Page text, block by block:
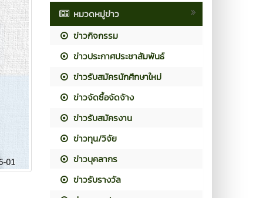
หมวดหมู่ข่าว
ข่าวกิจกรรม
ข่าวประกาศประชาสัมพันธ์
ข่าวรับสมัครนักศึกษาใหม่
ข่าวจัดซื้อจัดจ้าง
ข่าวรับสมัครงาน
ข่าวทุน/วิจัย
ข่าวบุคลากร
ข่าวรับรางวัล